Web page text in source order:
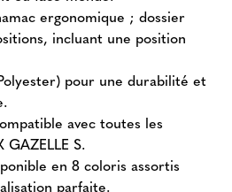
ergonomique ; dossier
incluant une position
pour une durabilité et
avec toutes les
GAZELLE S.
en 8 coloris assortis
parfaite.